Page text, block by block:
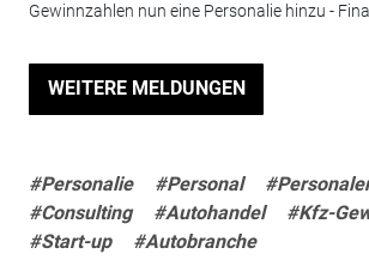
Gewinnzahlen nun eine Personalie hinzu -
WEITERE MELDUNGEN
#Personalie #Personal
#Consulting
#Autohandel
#Kfz-
#Start-up
#Autobranche